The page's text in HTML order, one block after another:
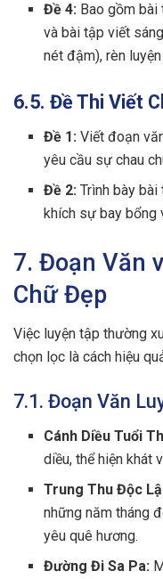
Đề 4: Bao gồm
và bài tập viết
nét đậm), rèn
6.5. Đề Thi Viết
Đề 1: Viết đoạn
yêu cầu sự chau
Đề 2: Trình bày bài
khích sự bay bổng
7. Đoạn Văn
Chữ Đẹp
Việc luyện tập thường
chọn lọc là cách hiệu
7.1. Đoạn Văn
Cánh Diều Tuổi
diều, thể hiện khát
Trung Thu Độc
những năm tháng
yêu quê hương.
Đường Đi Sa Pa: